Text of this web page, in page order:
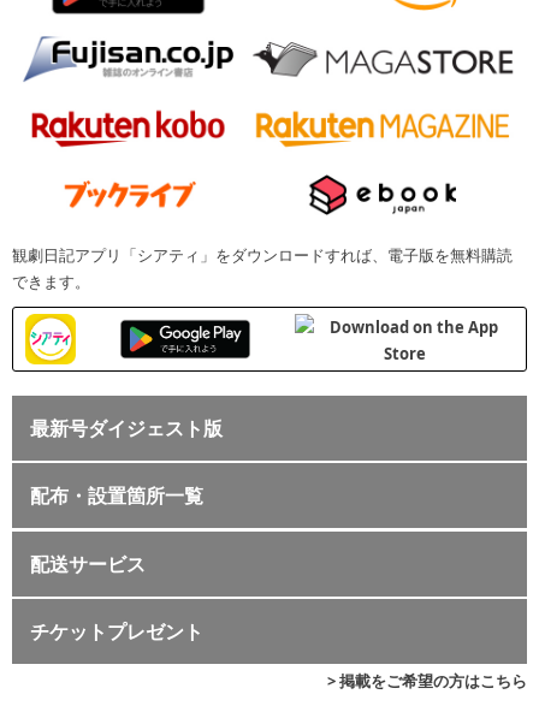
観劇日記アプリ「シアティ」をダウンロードすれば、電子版を無料購読
できます。
最新号ダイジェスト版
配布・設置箇所一覧
配送サービス
チケットプレゼント
> 掲載をご希望の方はこちら